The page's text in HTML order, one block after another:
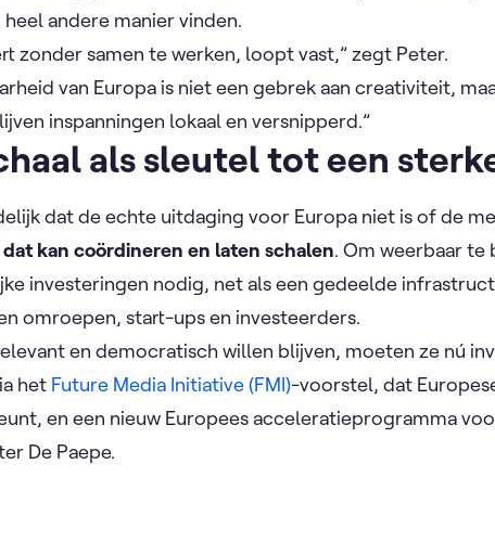
andere manier vinden.
zonder samen te werken, loopt vast,” zegt Peter.
van Europa is niet een gebrek aan creativiteit,
inspanningen lokaal en versnipperd.”
als sleutel tot een
dat de echte uitdaging voor Europa niet is of de
kan coördineren en laten schalen. Om weerbaar te
investeringen nodig, net als een gedeelde
omroepen, start-ups en investeerders.
en democratisch willen blijven, moeten ze nú
het Future Media Initiative (FMI)-voorstel, dat
en een nieuw Europees acceleratieprogramma
De Paepe.